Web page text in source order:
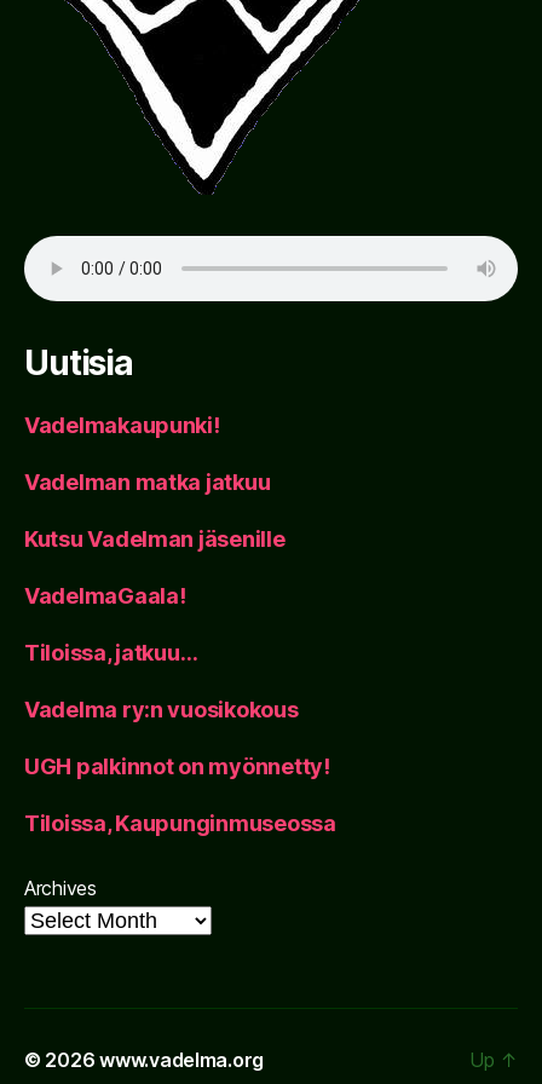
Uutisia
Vadelmakaupunki!
Vadelman matka jatkuu
Kutsu Vadelman jäsenille
VadelmaGaala!
Tiloissa, jatkuu…
Vadelma ry:n vuosikokous
UGH palkinnot on myönnetty!
Tiloissa, Kaupunginmuseossa
Archives
© 2026www.vadelma.org Up ↑